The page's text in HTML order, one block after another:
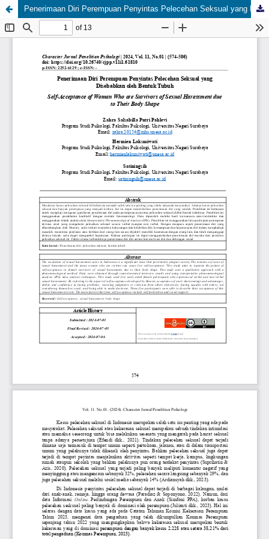
Penerimaan Diri Perempuan Penyintas Pelecehan Seksual yang Disebabkan oleh Bentuk Tubuh